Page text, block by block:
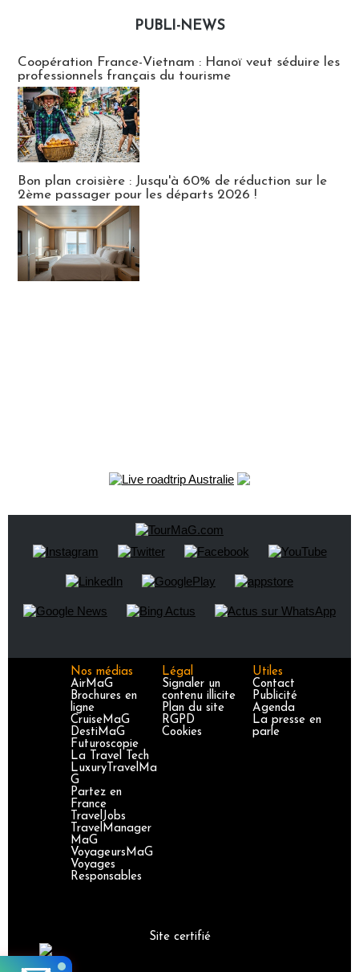
PUBLI-NEWS
Coopération France-Vietnam : Hanoï veut séduire les
professionnels français du tourisme
Bon plan croisière : Jusqu'à 60% de réduction sur le
2ème passager pour les départs 2026 !
Nos médias
AirMaG
Brochures en
ligne
CruiseMaG
DestiMaG
Futuroscopie
La Travel Tech
LuxuryTravelMa
G
Partez en
France
TravelJobs
TravelManager
MaG
VoyageursMaG
Voyages
Responsables
Légal
Signaler un
contenu illicite
Plan du site
RGPD
Cookies
Utiles
Contact
Publicité
Agenda
La presse en
parle
Site certifié